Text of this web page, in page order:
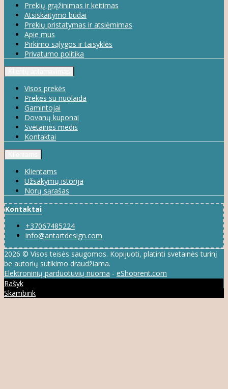
Prekių grąžinimas ir keitimas
Atsiskaitymo būdai
Prekių pristatymas ir atsiėmimas
Apie mus
Pirkimo sąlygos ir taisyklės
Privatumo politika
Visos prekės
Prekės su nuolaida
Gamintojai
Dovanų kuponai
Svetainės medis
Kontaktai
Klientams
Užsakymų istorija
Norų sąrašas
Kontaktai
+37067485224
info@antartdesign.com
2026 © Visos teisės saugomos. Kopijuoti, platinti svetainės turinį
be autorių sutikimo draudžiama.
Elektroninių parduotuvių nuoma - eShoprent.com
Rašyk
Skambink